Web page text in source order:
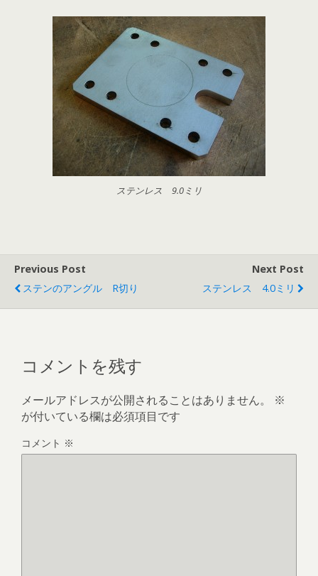
ステンレス 9.0ミリ
Previous Post
ステンのアングル R切り
Next Post
ステンレス 4.0ミリ
コメントを残す
メールアドレスが公開されることはありません。
※
が付いている欄は必須項目です
コメント ※